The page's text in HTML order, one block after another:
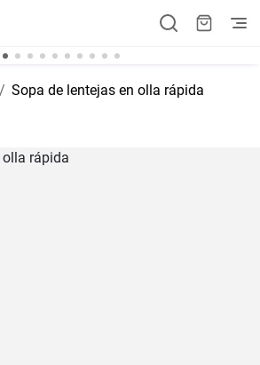
Sopa de lentejas en olla rápida